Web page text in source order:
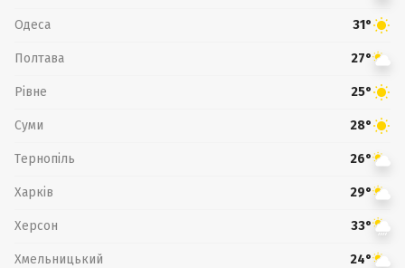
Одеса 31°
Полтава 27°
Рівне 25°
Суми 28°
Тернопіль 26°
Харків 29°
Херсон 33°
Хмельницький 24°